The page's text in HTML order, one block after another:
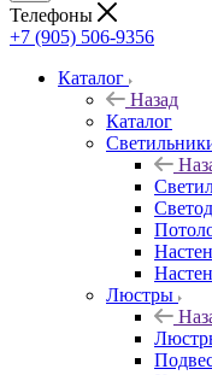
Телефоны
+7 (905) 506-9356
Каталог
Назад
Каталог
Люстры